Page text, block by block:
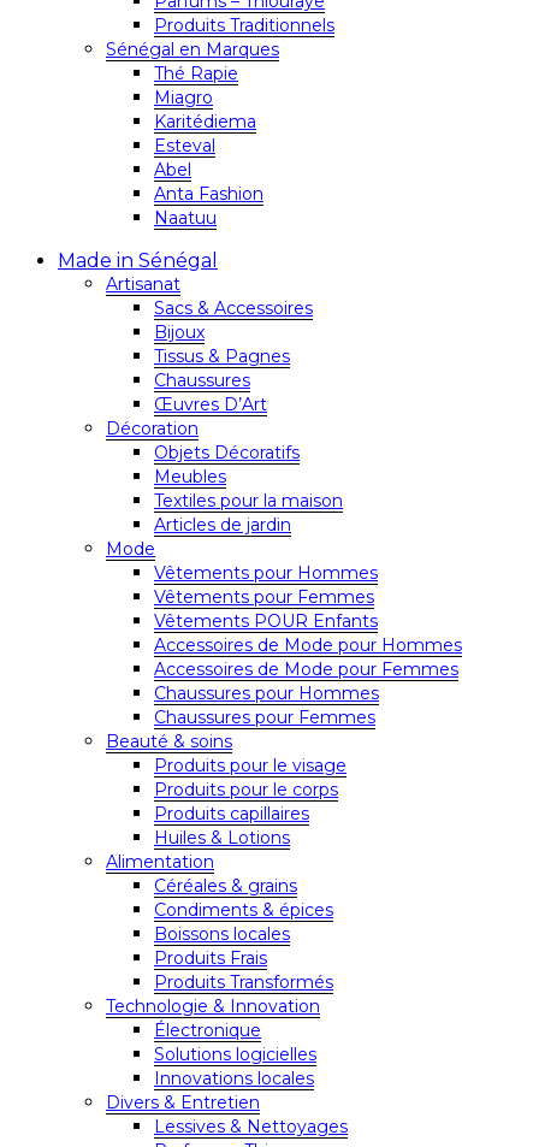
Produits Traditionnels
Sénégal en Marques
Thé Rapie
Miagro
Karitédiema
Esteval
Abel
Anta Fashion
Naatuu
Made in Sénégal
Artisanat
Sacs & Accessoires
Bijoux
Tissus & Pagnes
Chaussures
Œuvres D’Art
Décoration
Objets Décoratifs
Meubles
Textiles pour la maison
Articles de jardin
Mode
Vêtements pour Hommes
Vêtements pour Femmes
Vêtements POUR Enfants
Accessoires de Mode pour Hommes
Accessoires de Mode pour Femmes
Chaussures pour Hommes
Chaussures pour Femmes
Beauté & soins
Produits pour le visage
Produits pour le corps
Produits capillaires
Huiles & Lotions
Alimentation
Céréales & grains
Condiments & épices
Boissons locales
Produits Frais
Produits Transformés
Technologie & Innovation
Électronique
Solutions logicielles
Innovations locales
Divers & Entretien
Lessives & Nettoyages